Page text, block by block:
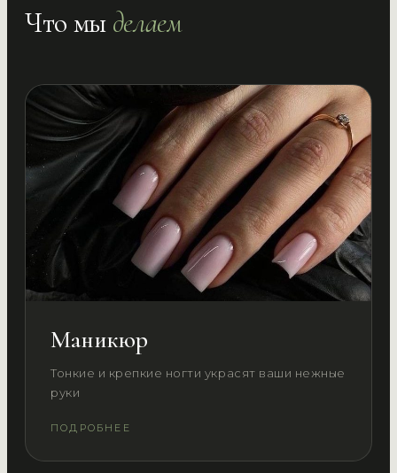
Что мы делаем
Маникюр
Тонкие и крепкие ногти украсят ваши нежные
руки
ПОДРОБНЕЕ